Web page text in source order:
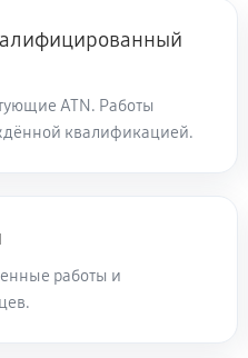
прицела ATN Mars-HD 384
ATN. Работы
квалификацией.
работы и